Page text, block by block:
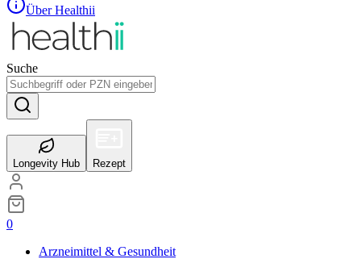
Über Healthii
Suche
Longevity Hub Rezept
0
Arzneimittel & Gesundheit